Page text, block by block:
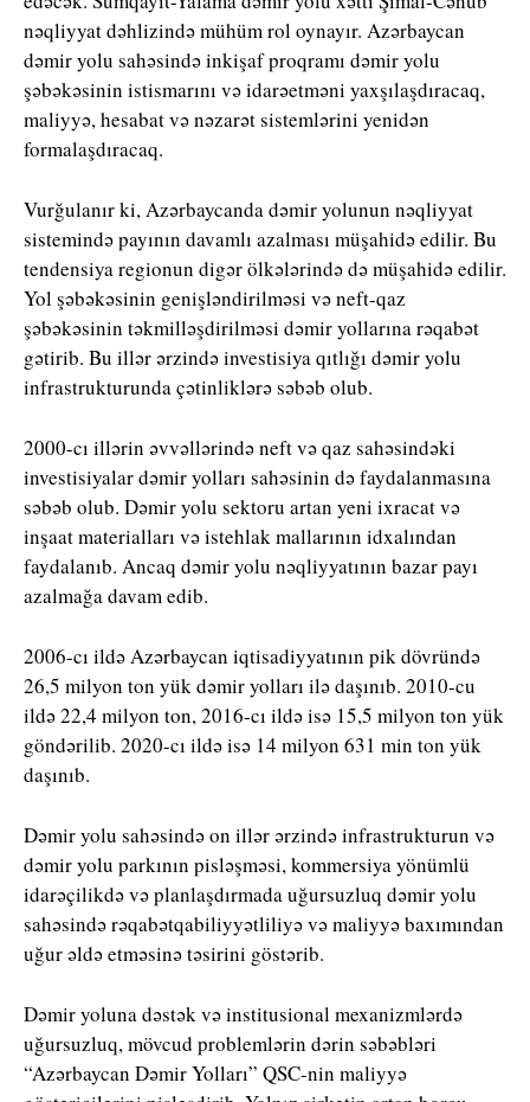
nəqliyyat dəhlizində mühüm rol oynayır. Azərbaycan
dəmir yolu sahəsində inkişaf proqramı dəmir yolu
şəbəkəsinin istismarını və idarəetməni yaxşılaşdıracaq,
maliyyə, hesabat və nəzarət sistemlərini yenidən
formalaşdıracaq.
Vurğulanır ki, Azərbaycanda dəmir yolunun nəqliyyat
sistemində payının davamlı azalması müşahidə edilir. Bu
tendensiya regionun digər ölkələrində də müşahidə edilir.
Yol şəbəkəsinin genişləndirilməsi və neft-qaz
şəbəkəsinin təkmilləşdirilməsi dəmir yollarına rəqabət
gətirib. Bu illər ərzində investisiya qıtlığı dəmir yolu
infrastrukturunda çətinliklərə səbəb olub.
2000-cı illərin əvvəllərində neft və qaz sahəsindəki
investisiyalar dəmir yolları sahəsinin də faydalanmasına
səbəb olub. Dəmir yolu sektoru artan yeni ixracat və
inşaat materialları və istehlak mallarının idxalından
faydalanıb. Ancaq dəmir yolu nəqliyyatının bazar payı
azalmağa davam edib.
2006-cı ildə Azərbaycan iqtisadiyyatının pik dövründə
26,5 milyon ton yük dəmir yolları ilə daşınıb. 2010-cu
ildə 22,4 milyon ton, 2016-cı ildə isə 15,5 milyon ton yük
göndərilib. 2020-cı ildə isə 14 milyon 631 min ton yük
daşınıb.
Dəmir yolu sahəsində on illər ərzində infrastrukturun və
dəmir yolu parkının pisləşməsi, kommersiya yönümlü
idarəçilikdə və planlaşdırmada uğursuzluq dəmir yolu
sahəsində rəqabətqabiliyyətliliyə və maliyyə baxımından
uğur əldə etməsinə təsirini göstərib.
Dəmir yoluna dəstək və institusional mexanizmlərdə
uğursuzluq, mövcud problemlərin dərin səbəbləri
“Azərbaycan Dəmir Yolları” QSC-nin maliyyə